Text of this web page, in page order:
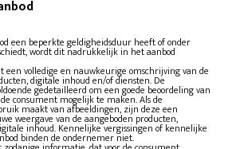
een beperkte geldigheidsduur heeft of onder
wordt dit nadrukkelijk in het aanbod
een volledige en nauwkeurige omschrijving van de
digitale inhoud en/of diensten. De
gedetailleerd om een goede beoordeling van
consument mogelijk te maken. Als de
maakt van afbeeldingen, zijn deze een
weergave van de aangeboden producten,
inhoud. Kennelijke vergissingen of kennelijke
binden de ondernemer niet.